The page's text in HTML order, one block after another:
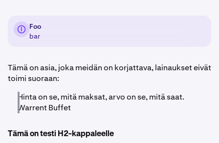
Foo
bar
Tämä on asia, joka meidän on korjattava, lainaukset eivät
toimi suoraan:
Hinta on se, mitä maksat, arvo on se, mitä saat.
Warrent Buffet
Tämä on testi H2-kappaleelle